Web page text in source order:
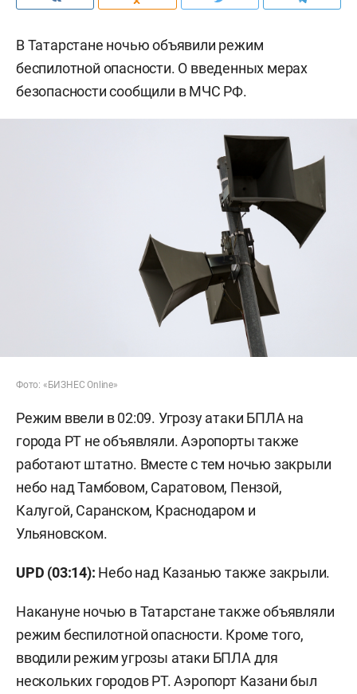
В Татарстане ночью объявили режим
беспилотной опасности. О введенных мерах
безопасности сообщили в МЧС РФ.
Фото: «БИЗНЕС Online»
Режим ввели в 02:09. Угрозу атаки БПЛА на
города РТ не объявляли. Аэропорты также
работают штатно. Вместе с тем ночью закрыли
небо над Тамбовом, Саратовом, Пензой,
Калугой, Саранском, Краснодаром и
Ульяновском.
UPD (03:14): Небо над Казанью также закрыли.
Накануне ночью в Татарстане также объявляли
режим беспилотной опасности. Кроме того,
вводили режим угрозы атаки БПЛА для
нескольких городов РТ. Аэропорт Казани был